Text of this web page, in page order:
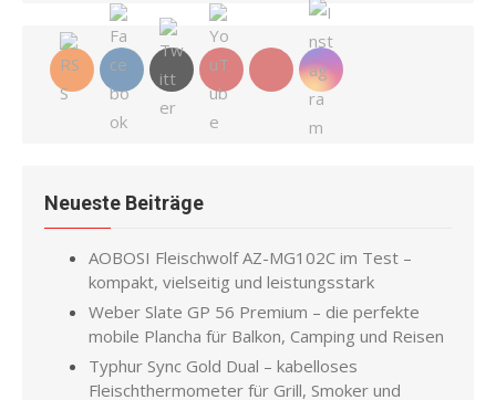
Neueste Beiträge
AOBOSI Fleischwolf AZ-MG102C im Test –
kompakt, vielseitig und leistungsstark
Weber Slate GP 56 Premium – die perfekte
mobile Plancha für Balkon, Camping und Reisen
Typhur Sync Gold Dual – kabelloses
Fleischthermometer für Grill, Smoker und